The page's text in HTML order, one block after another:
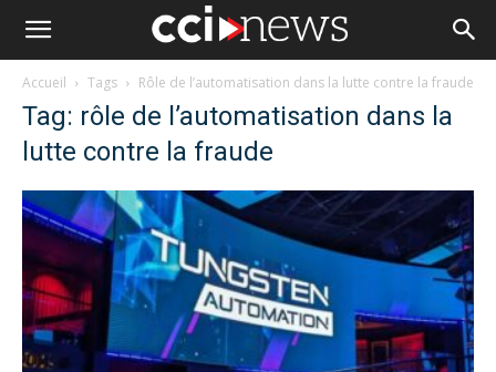
Accueil Tags Rôle de l’automatisation dans la lutte contre la fraude
Tag: rôle de l’automatisation dans la
lutte contre la fraude